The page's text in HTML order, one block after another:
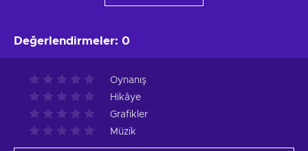
Değerlendirmeler: 0
Oynanış
Hikâye
Grafikler
Müzik